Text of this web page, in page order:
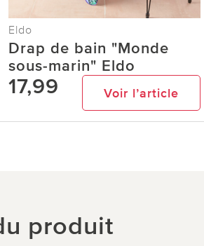
Eldo
Drap de bain "Monde
sous-marin" Eldo
17,99 Voir l’article
produit